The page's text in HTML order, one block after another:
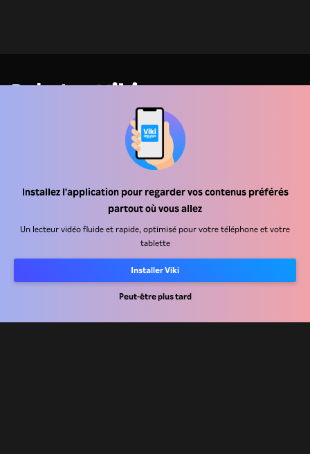
Installez l'application pour regarder vos contenus préférés
partout où vous allez
Un lecteur vidéo fluide et rapide, optimisé pour votre téléphone et votre
tablette
Installer Viki
Peut-être plus tard
Centre d'assistance
Centre de presse
Conditions d'utilisation